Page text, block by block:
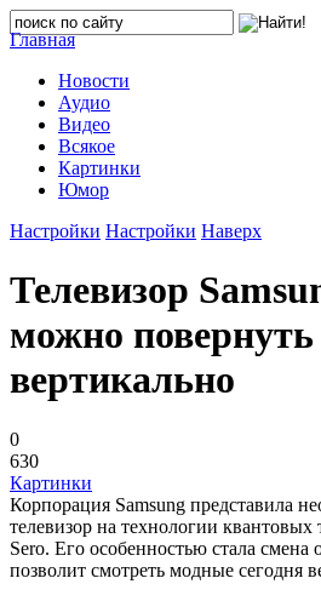
Главная
Новости
Аудио
Видео
Всякое
Картинки
Юмор
Настройки Настройки Наверх
Телевизор
можно повернуть
вертикально
0
630
Картинки
Корпорация Samsung представила
телевизор на технологии
Sero. Его особенностью стала смена
позволит смотреть модные сегодня